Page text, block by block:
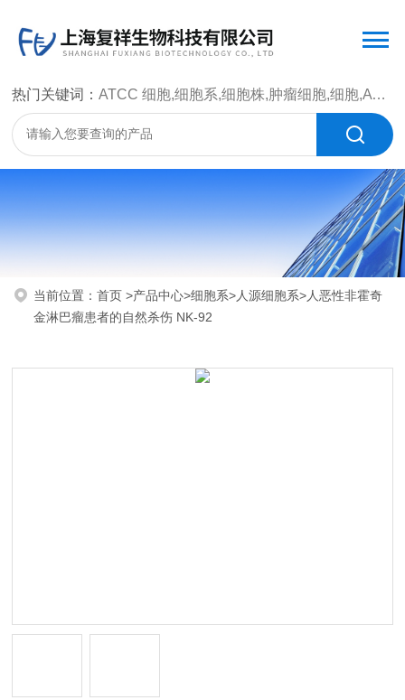
热门关键词：ATCC 细胞,细胞系,细胞株,肿瘤细胞,细胞,ATCC 菌种，CMCC 菌种，标准菌株，质控菌种，微生物菌种，菌株，菌种
当前位置：首页>产品中心>细胞系>人源细胞系>人恶性非霍奇
金淋巴瘤患者的自然杀伤 NK-92